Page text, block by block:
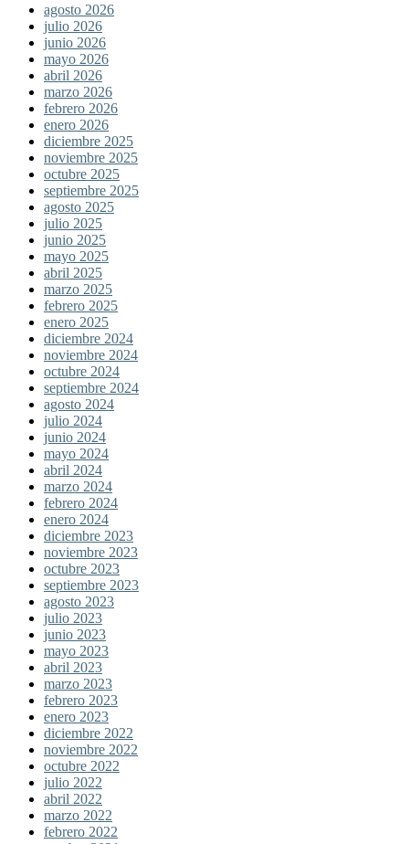
agosto 2026
julio 2026
junio 2026
mayo 2026
abril 2026
marzo 2026
febrero 2026
enero 2026
diciembre 2025
noviembre 2025
octubre 2025
septiembre 2025
agosto 2025
julio 2025
junio 2025
mayo 2025
abril 2025
marzo 2025
febrero 2025
enero 2025
diciembre 2024
noviembre 2024
octubre 2024
septiembre 2024
agosto 2024
julio 2024
junio 2024
mayo 2024
abril 2024
marzo 2024
febrero 2024
enero 2024
diciembre 2023
noviembre 2023
octubre 2023
septiembre 2023
agosto 2023
julio 2023
junio 2023
mayo 2023
abril 2023
marzo 2023
febrero 2023
enero 2023
diciembre 2022
noviembre 2022
octubre 2022
julio 2022
abril 2022
marzo 2022
febrero 2022